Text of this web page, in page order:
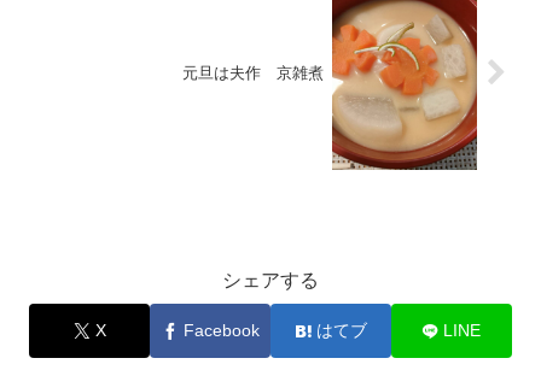
元旦は夫作 京雑煮
シェアする
X Facebook はてブ LINE